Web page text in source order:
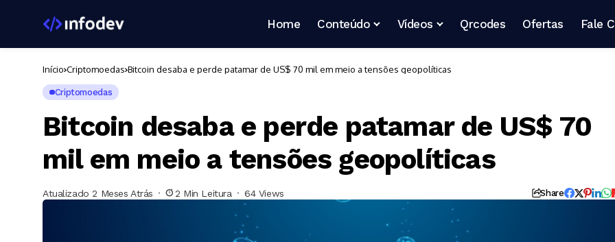
Home Conteúdo Vídeos Qrcodes Ofertas Fale
Início Criptomoedas Bitcoin desaba e perde patamar de US$ 70 mil em meio a tensões geopolíticas
Criptomoedas
Bitcoin desaba e perde patamar de US$ 70
mil em meio a tensões geopolíticas
Atualizado 2 Meses Atrás 2 Min Leitura 64 Views Share